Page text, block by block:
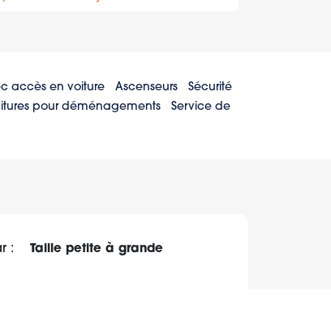
accès en voiture Ascenseurs
Sécurité
pour déménagements
Service de
: Taille petite à grande